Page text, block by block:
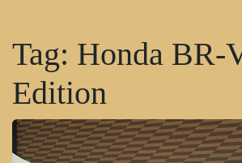
Tag: Honda BR-
Edition